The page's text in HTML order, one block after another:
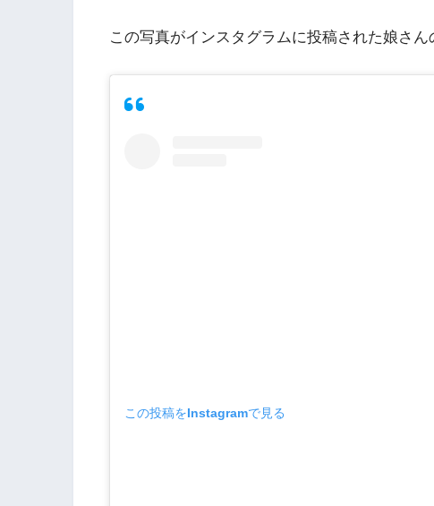
この写真がインスタグラムに投稿された娘さん
この投稿をInstagramで見る